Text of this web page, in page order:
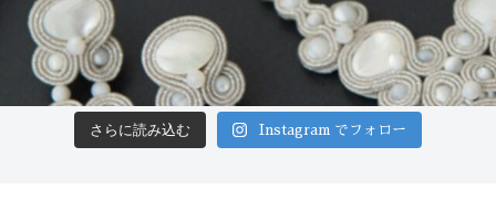
さらに読み込む Instagram でフォロー